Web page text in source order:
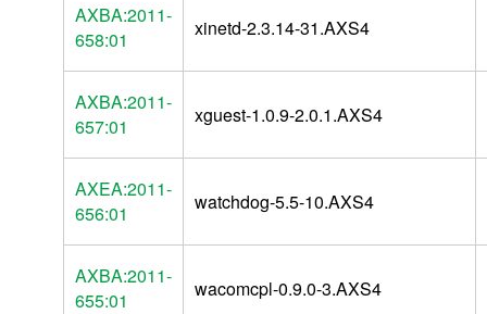
AXBA:2011-
658:01
xinetd-2.3.14-31.AXS4
AXBA:2011-
657:01
xguest-1.0.9-2.0.1.AXS4
AXEA:2011-
656:01
watchdog-5.5-10.AXS4
AXBA:2011-
655:01
wacomcpl-0.9.0-3.AXS4